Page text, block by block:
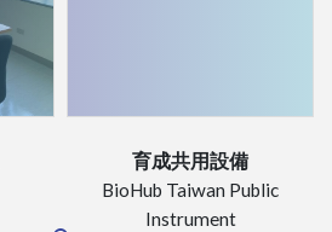
育成共用設備
BioHub Taiwan Public
Instrument